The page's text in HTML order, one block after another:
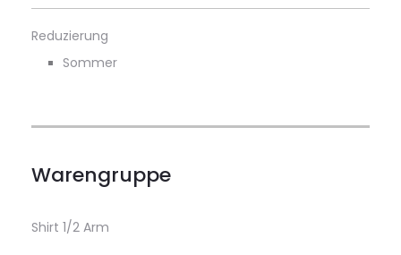
Reduzierung
Sommer
Warengruppe
Shirt 1/2 Arm